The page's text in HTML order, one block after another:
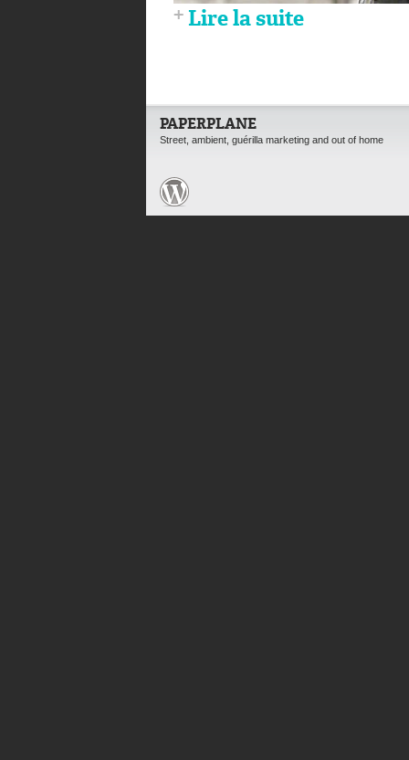
Lire la suite
PAPERPLANE
Street, ambient, guérilla marketing and out of home